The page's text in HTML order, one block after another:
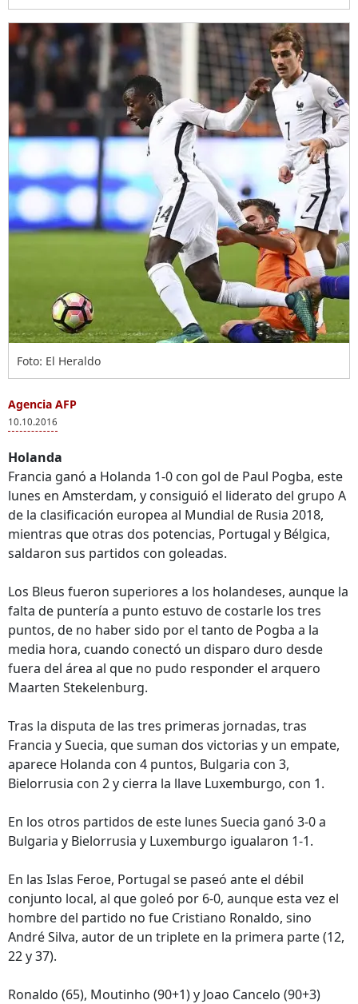
Foto: El Heraldo
Agencia AFP
10.10.2016
Holanda
Francia ganó a Holanda 1-0 con gol de Paul Pogba, este
lunes en Amsterdam, y consiguió el liderato del grupo A
de la clasificación europea al Mundial de Rusia 2018,
mientras que otras dos potencias, Portugal y Bélgica,
saldaron sus partidos con goleadas.
Los Bleus fueron superiores a los holandeses, aunque la
falta de puntería a punto estuvo de costarle los tres
puntos, de no haber sido por el tanto de Pogba a la
media hora, cuando conectó un disparo duro desde
fuera del área al que no pudo responder el arquero
Maarten Stekelenburg.
Tras la disputa de las tres primeras jornadas, tras
Francia y Suecia, que suman dos victorias y un empate,
aparece Holanda con 4 puntos, Bulgaria con 3,
Bielorrusia con 2 y cierra la llave Luxemburgo, con 1.
En los otros partidos de este lunes Suecia ganó 3-0 a
Bulgaria y Bielorrusia y Luxemburgo igualaron 1-1.
En las Islas Feroe, Portugal se paseó ante el débil
conjunto local, al que goleó por 6-0, aunque esta vez el
hombre del partido no fue Cristiano Ronaldo, sino
André Silva, autor de un triplete en la primera parte (12,
22 y 37).
Ronaldo (65), Moutinho (90+1) y Joao Cancelo (90+3)